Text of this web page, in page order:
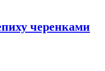
черенками